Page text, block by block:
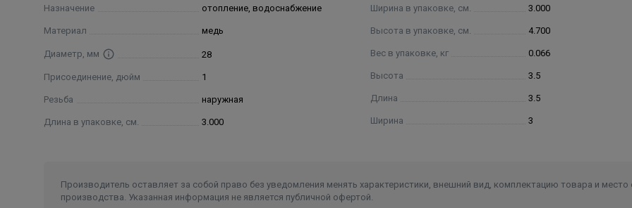
Назначение отопление, водоснабжение
Материал медь
Диаметр, мм 28
Присоединение, дюйм 1
Резьба наружная
Длина в упаковке, см. 3.000
Ширина в упаковке, см. 3.000
Высота в упаковке, см. 4.700
Вес в упаковке, кг 0.066
Высота 3.5
Длина 3.5
Ширина 3
Производитель оставляет за собой право без уведомления менять характеристики, внешний вид, комплектацию товара и место
производства. Указанная информация не является публичной офертой.